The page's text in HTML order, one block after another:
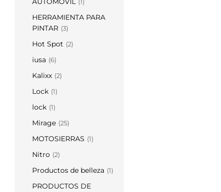
HERRAMIENTA PARA
PINTAR (3)
Hot Spot (2)
iusa (6)
Kalixx (2)
Lock (1)
lock (1)
Mirage (25)
MOTOSIERRAS (1)
Nitro (2)
Productos de belleza (1)
PRODUCTOS DE